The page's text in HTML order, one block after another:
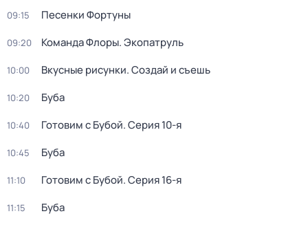
09:15 Песенки Фортуны
09:20 Команда Флоры. Экопатруль
10:00 Вкусные рисунки. Создай и съешь
10:20 Буба
10:40 Готовим с Бубой. Серия 10-я
10:45 Буба
11:10 Готовим с Бубой. Серия 16-я
11:15 Буба